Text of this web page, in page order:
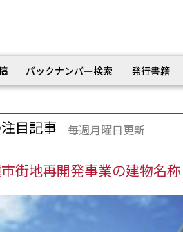
バックナンバー検索 発行書籍
目記事 毎週月曜日更新
街地再開発事業の建物名